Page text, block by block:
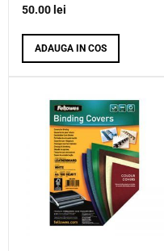
50.00 lei
ADAUGA IN COS